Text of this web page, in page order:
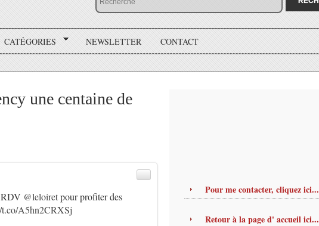
CATÉGORIES NEWSLETTER CONTACT
une centaine de
RDV @leloiretpour profiter des
t.co/A5hn2CRXSj
Pour me contacter, cliquez ici...
Retour à la page d' accueil ici...